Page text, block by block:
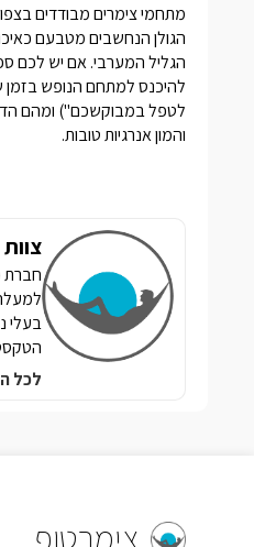
מתחמיצימרים מבודדים
הגולן הנחשבים מטבעם
הגליל המערבי. אם יש לכם
להיכנס למתחם הנופש בזמן
לטפל במבוקשכם") ומהם
והמון אנרגיות טובות.
בעלי
לכל
צימרטופ